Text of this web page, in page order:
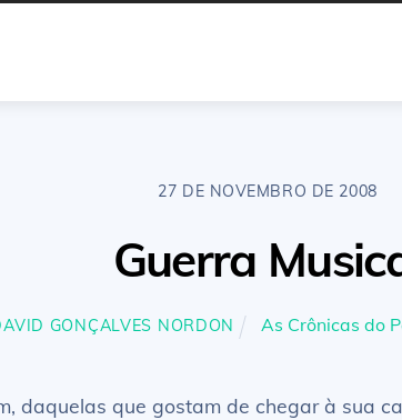
27 DE NOVEMBRO DE 2008
Guerra
GONÇALVES NORDON As Crônicas do
daquelas que gostam de chegar à sua